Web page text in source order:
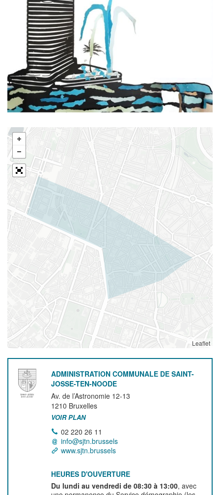
Leaflet
ADMINISTRATION COMMUNALE DE SAINT-
JOSSE-TEN-NOODE
Av. de l’Astronomie 12-13
1210 Bruxelles
VOIR PLAN
02 220 26 11
info@sjtn.brussels
www.sjtn.brussels
HEURES D'OUVERTURE
Du lundi au vendredi de 08:30 à 13:00, avec